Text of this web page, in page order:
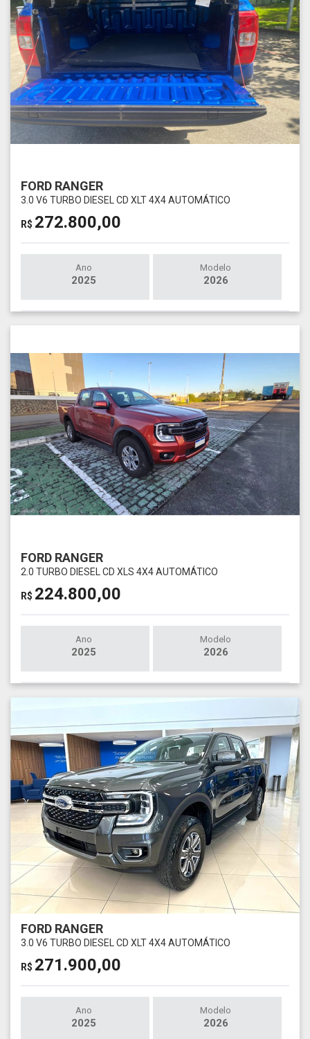
FORD RANGER
3.0 V6 TURBO DIESEL CD XLT 4X4 AUTOMÁTICO
R$ 272.800,00
Ano
2025
Modelo
2026
FORD RANGER
2.0 TURBO DIESEL CD XLS 4X4 AUTOMÁTICO
R$ 224.800,00
Ano
2025
Modelo
2026
FORD RANGER
3.0 V6 TURBO DIESEL CD XLT 4X4 AUTOMÁTICO
R$ 271.900,00
Ano
2025
Modelo
2026